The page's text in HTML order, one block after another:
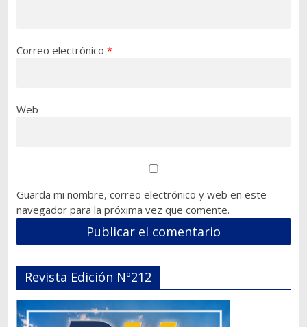
Correo electrónico *
Web
Guarda mi nombre, correo electrónico y web en este
navegador para la próxima vez que comente.
Revista Edición Nº212